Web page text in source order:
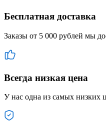
Бесплатная доставка
Заказы от 5 000 рублей мы
Всегда низкая цена
У нас одна из самых низких